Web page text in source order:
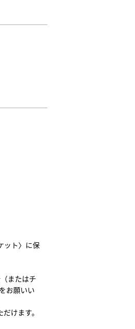
ット〉に保
またはチ
お願いい
けます。